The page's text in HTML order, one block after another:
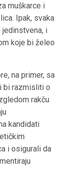
muškarce i
Ipak, svaka
jedinstvena, i
koje bi želeo
na primer, sa
bi razmisliti o
rakču
kandidati
i osigurali da